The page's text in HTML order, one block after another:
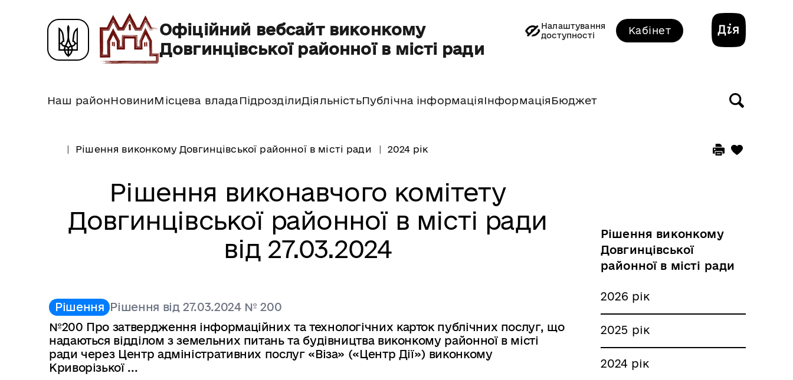
Офіційний вебсайт виконкому
Довгинцівської районної в місті ради
Налаштування
доступності
Кабінет
Наш районНовиниМісцева влада ПідрозділиДіяльністьПублічна інформація Інформація Бюджет
Рішення виконкому Довгинцівської районної в місті ради 2024 рік
Рішення виконавчого комітету
Довгинцівської районної в місті ради
від 27.03.2024
Рішення Рішення від 27.03.2024 № 200
№200 Про затвердження інформаційних та технологічних карток публічних послуг, що
надаються відділом з земельних питань та будівництва виконкому районної в місті
ради через Центр адміністративних послуг «Віза» («Центр Дії») виконкому
Криворізької ...
Рішення виконкому
Довгинцівської
районної в місті ради
2026 рік
2025 рік
2024 рік